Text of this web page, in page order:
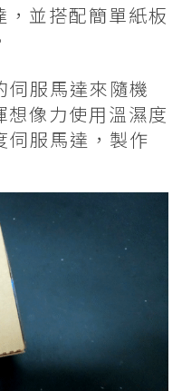
並搭配簡單紙板
伺服馬達來隨機
像力使用溫濕度
伺服馬達，製作